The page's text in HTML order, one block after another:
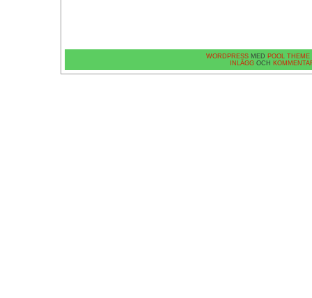
WORDPRESS MED POOL THEME
INLÄGGOCH